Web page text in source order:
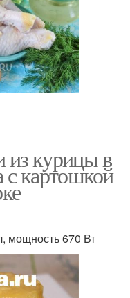
из курицы в
с картошкой
мощность 670 Вт